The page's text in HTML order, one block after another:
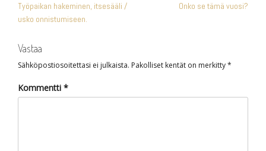
SELAUS
Työpaikan hakeminen, itsesääli /
usko onnistumiseen.
Onko se tämä vuosi?
Vastaa
Sähköpostiosoitettasi ei julkaista. Pakolliset kentät on merkitty*
Kommentti *